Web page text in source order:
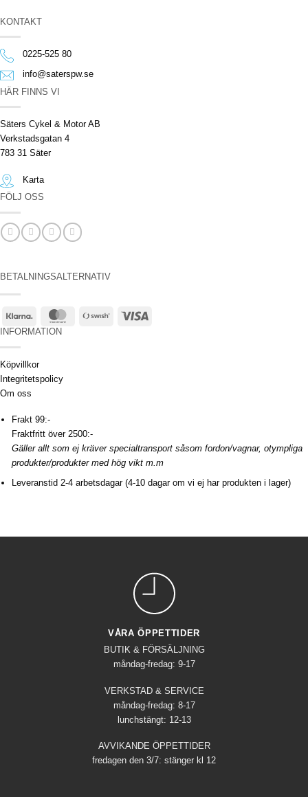
KONTAKT
0225-525 80
info@saterspw.se
HÄR FINNS VI
Säters Cykel & Motor AB
Verkstadsgatan 4
783 31 Säter
Karta
FÖLJ OSS
BETALNINGSALTERNATIV
Klarna MasterCardSwish
Visa
INFORMATION
Köpvillkor
Integritetspolicy
Om oss
Frakt 99:-
Fraktfritt över 2500:-
Gäller allt som ej kräver specialtransport såsom fordon/vagnar, otympliga
produkter/produkter med hög vikt m.m
Leveranstid 2-4 arbetsdagar (4-10 dagar om vi ej har produkten i lager)
VÅRA ÖPPETTIDER
BUTIK & FÖRSÄLJNING
måndag-fredag: 9-17
VERKSTAD & SERVICE
måndag-fredag: 8-17
lunchstängt: 12-13
AVVIKANDE ÖPPETTIDER
fredagen den 3/7: stänger kl 12